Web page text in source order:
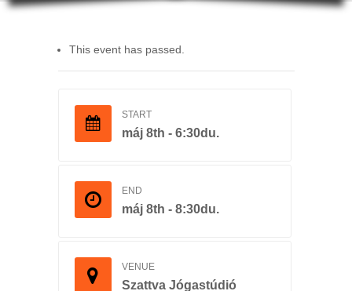
This event has passed.
START
máj 8th - 6:30du.
END
máj 8th - 8:30du.
VENUE
Szattva Jógastúdió